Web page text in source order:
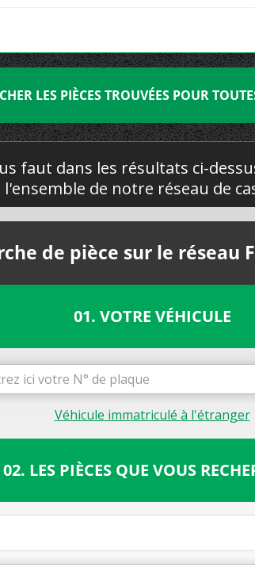
LES PIÈCES TROUVÉES POUR
faut dans les résultats ci-
de notre réseau de
de pièce sur le réseau
01. VOTRE VÉHICULE
Véhicule immatriculé à l'étranger
02. LES PIÈCES QUE VOUS